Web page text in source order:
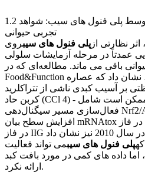
1.2 القای آنزیم های سم زدایی توسط پلی فنول های سیب: شواهد
تجربی حیوانی
اثر نظارتی از پلی فنول های سیبروی
عمدتاً در مرحله آزمایشات سلولی
باقی می ماند. مطالعه‌ای که در
Food&Function در سال 2015 منتشر شد، نشان داد که عصاره
بر آسیب کبدی ناشی از تتراکلرید
کربن حاد (CCl 4) - در موش‌ها دارد، که ممکن است شامل
فعال‌سازی مسیر سیگنال‌دهی Nrf2/ARE باشد و در نتیجه باعث
افزایش سطح بیان mRNAtox در فاز IIG و افزایش بیان mRNAtox
در فاز IIG می‌شود. مطالعه دیگری در سال 2010 نیز نشان داد
کهپلی فنول های سیبمی تواند فعالیت GST و UGT را در سلول های
اما داده های کمی در مورد بافت کبد
ارائه نکرد.